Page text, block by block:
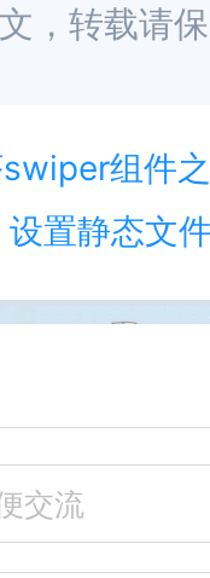
，转载请
组件
置静态文